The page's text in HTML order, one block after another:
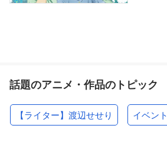
話題のアニメ・作品のトピック
【ライター】渡辺せせり イベント